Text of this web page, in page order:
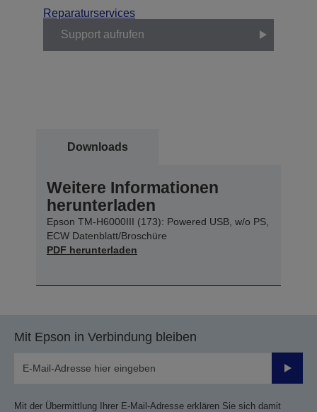
Reparaturservices
Support aufrufen
Downloads
Weitere Informationen
herunterladen
Epson TM-H6000III (173): Powered USB, w/o PS,
ECW Datenblatt/Broschüre
PDF herunterladen
Mit Epson in Verbindung bleiben
Mit der Übermittlung Ihrer E-Mail-Adresse erklären Sie sich damit